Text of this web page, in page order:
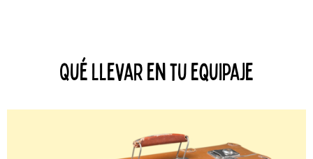
Qué llevar en tu equipaje